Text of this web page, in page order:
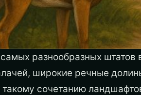
разнообразных
широкие речные
сочетанию